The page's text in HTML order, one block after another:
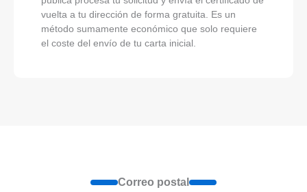
vuelta a tu dirección de forma gratuita. Es un
método sumamente económico que solo requiere
el coste del envío de tu carta inicial.
Correo postal